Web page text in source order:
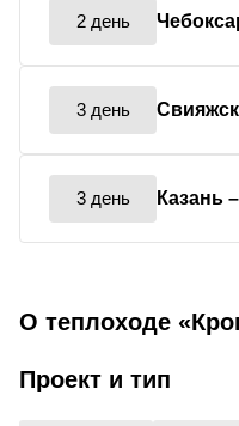
2 день
3 день Свияжск
3 день Казань
О теплоходе
Проект и тип